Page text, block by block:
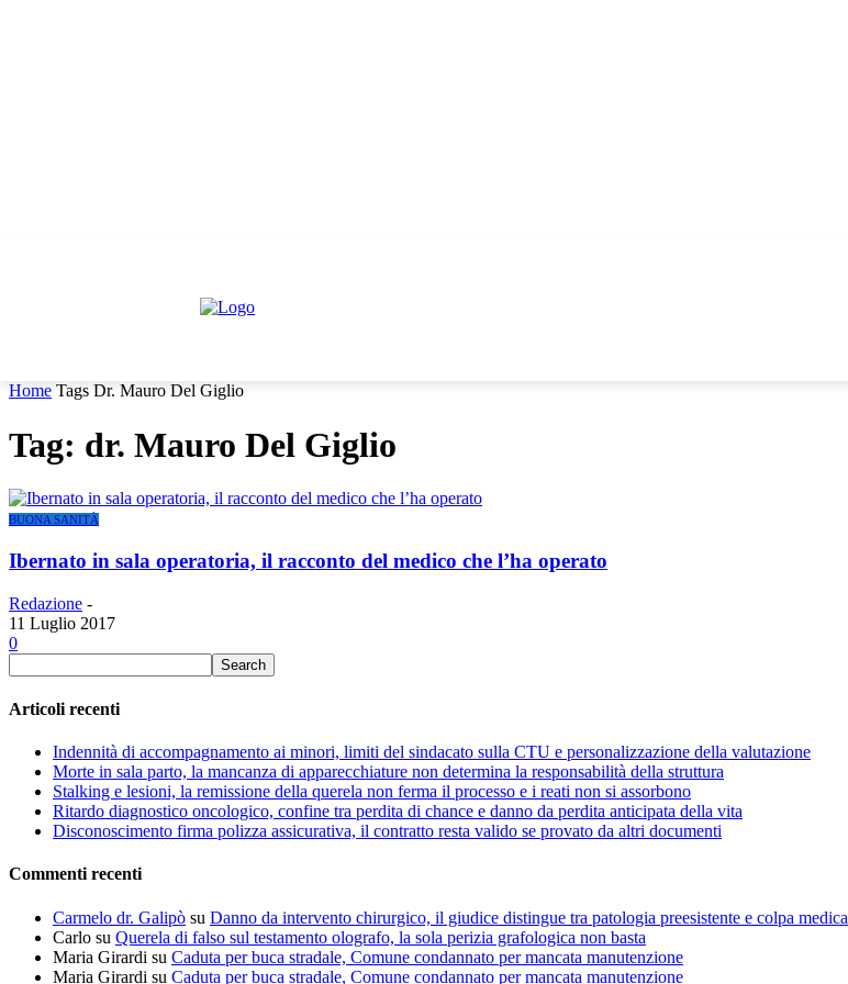
Home Tags Dr. Mauro Del Giglio
Tag: dr. Mauro Del Giglio
BUONA SANITÀ
Ibernato in sala operatoria, il racconto del medico che l’ha operato
Redazione -
11 Luglio 2017
0
Articoli recenti
Indennità di accompagnamento ai minori, limiti del sindacato sulla CTU e personalizzazione della valutazione
Morte in sala parto, la mancanza di apparecchiature non determina la responsabilità della struttura
Stalking e lesioni, la remissione della querela non ferma il processo e i reati non si assorbono
Ritardo diagnostico oncologico, confine tra perdita di chance e danno da perdita anticipata della vita
Disconoscimento firma polizza assicurativa, il contratto resta valido se provato da altri documenti
Commenti recenti
Carmelo dr. Galipò su Danno da intervento chirurgico, il giudice distingue tra patologia preesistente e colpa medica
Carlo su Querela di falso sul testamento olografo, la sola perizia grafologica non basta
Maria Girardi su Caduta per buca stradale, Comune condannato per mancata manutenzione
Maria Girardi su Caduta per buca stradale, Comune condannato per mancata manutenzione